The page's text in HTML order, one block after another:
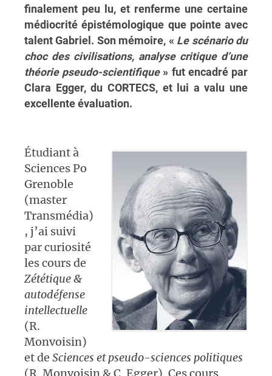
finalement peu lu, et renferme une certaine
médiocrité épistémologique que pointe avec
talent Gabriel. Son mémoire, « Le scénario du
choc des civilisations, analyse critique d’une
théorie pseudo-scientifique» fut encadré par
Clara Egger, du CORTECS, et lui a valu une
excellente évaluation.
Étudiant à
Sciences Po
Grenoble
(master
Transmédia)
, j’ai suivi
par curiosité
les cours de
Zététique &
autodéfense
intellectuelle
(R.
Monvoisin)
et de Sciences et pseudo-sciences politiques
(R. Monvoisin & C. Egger). Ces cours